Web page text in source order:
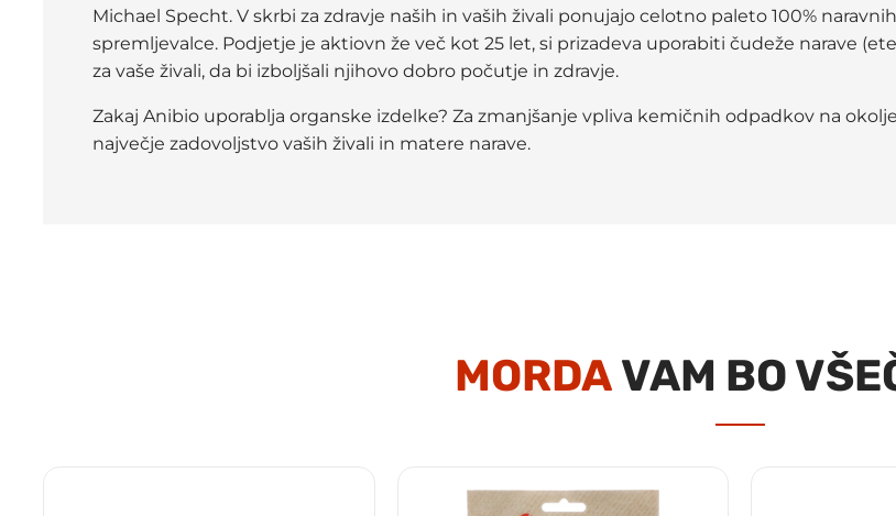
Michael Specht. V skrbi za zdravje naših in vaših živali ponujajo celotno paleto 100%
spremljevalce. Podjetje je aktiovn že več kot 25 let, si prizadeva uporabiti čudeže narave
za vaše živali, da bi izboljšali njihovo dobro počutje in zdravje.
Zakaj Anibio uporablja organske izdelke? Za zmanjšanje vpliva kemičnih odpadkov na
največje zadovoljstvo vaših živali in matere narave.
MORDAVAM BO